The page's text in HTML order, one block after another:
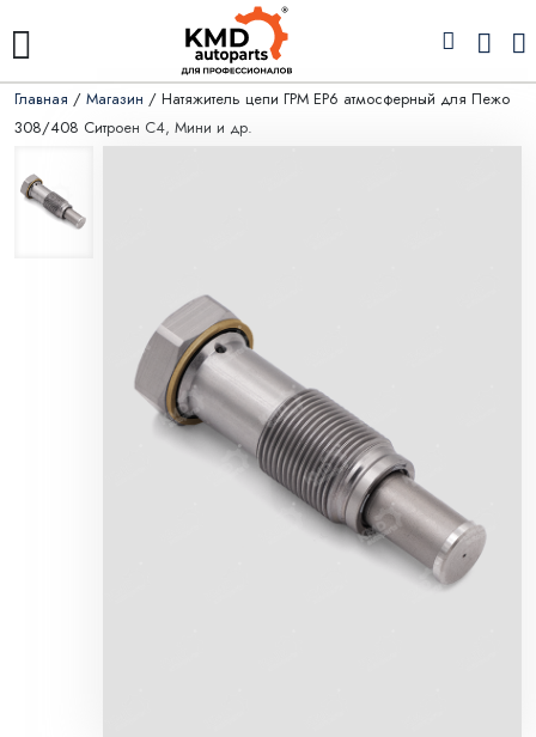
Главная / Магазин / Натяжитель цепи ГРМ EP6 атмосферный для Пежо
308/408 Ситроен С4, Мини и др.